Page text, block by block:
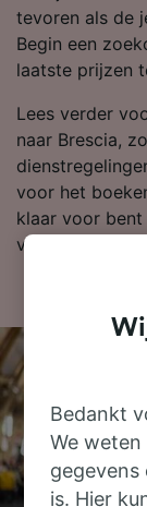
tevoren als de
Begin een
laatste prijzen
Lees verder
naar Brescia,
voor het
klaar voor
vandaag nog
Bedankt
We
is. Hier